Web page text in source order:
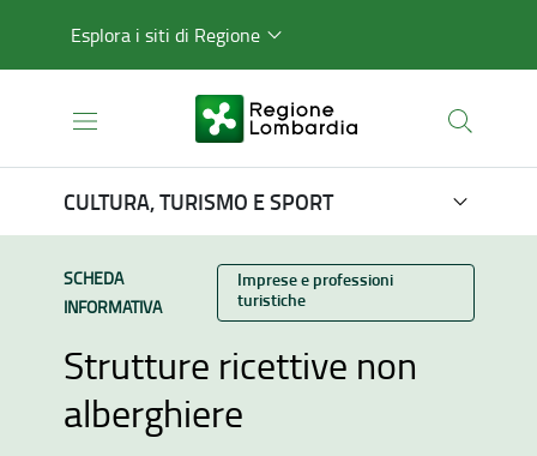
Esplora i siti di Regione
CULTURA, TURISMO E SPORT
TIPO CONTENUTO:
SCHEDA
INFORMATIVA
Categoria:
Imprese e professioni
turistiche
Strutture ricettive non
alberghiere